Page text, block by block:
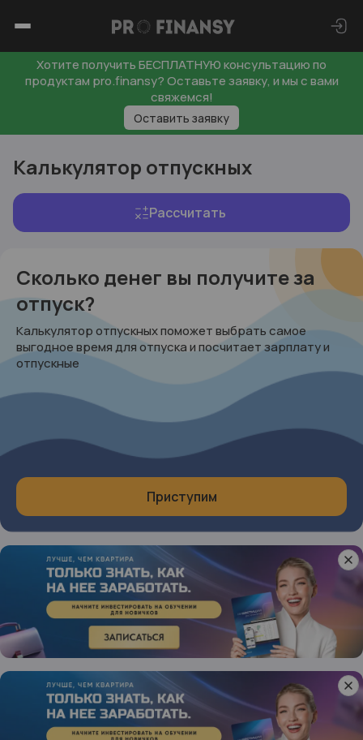
Хотите получить БЕСПЛАТНУЮ консультацию по
продуктам pro.finansy? Оставьте заявку, и мы с вами
свяжемся!
Оставить заявку
Калькулятор отпускных
Рассчитать
Сколько денег вы получите за
отпуск?
Калькулятор отпускных поможет выбрать самое
выгодное время для отпуска и посчитает зарплату и
отпускные
Приступим